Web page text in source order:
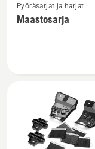
lisätietoja
tuotteesta
Pyöräsarjat ja harjat
Maastosarja